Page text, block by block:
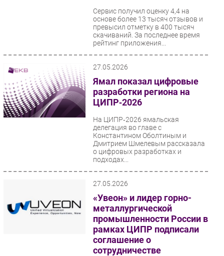
Сервис получил оценку 4,4 на
основе более 13 тысяч отзывов и
превысил отметку в 400 тысяч
скачиваний. За последнее время
рейтинг приложения...
27.05.2026
Ямал показал цифровые
разработки региона на
ЦИПР‑2026
На ЦИПР‑2026 ямальская
делегация во главе с
Константином Оболтиным и
Дмитрием Шмелевым рассказала
о цифровых разработках и
подходах...
27.05.2026
«Увеон» и лидер горно-
металлургической
промышленности России в
рамках ЦИПР подписали
соглашение о
сотрудничестве